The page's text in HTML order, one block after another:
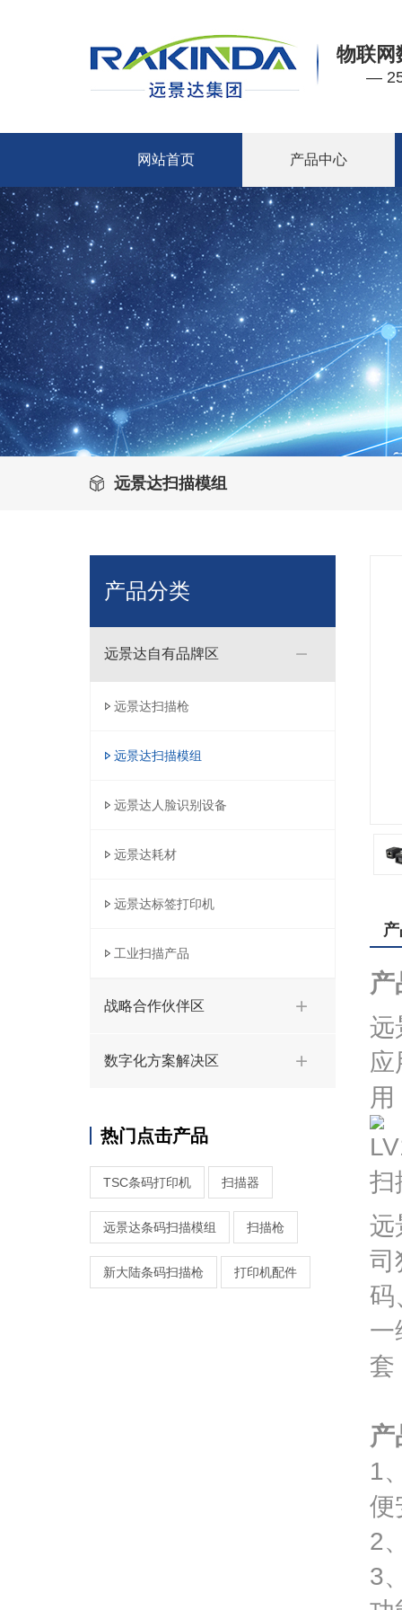
物联网
—
网站首页 产品中心
远景达扫描模组
产品分类
远景达自有品牌区
远景达扫描枪
远景达扫描模组
远景达人脸识别设备
远景达耗材
远景达标签打印机
工业扫描产品
战略合作伙伴区
数字化方案解决区
热门点击产品
TSC条码打印机 扫描器
远景达条码扫描模组 扫描枪
新大陆条码扫描枪 打印机配件
产
远
应
远
司
码
一
套
产
1
便
2
3